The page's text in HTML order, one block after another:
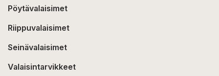
Pöytävalaisimet
Riippuvalaisimet
Seinävalaisimet
Valaisintarvikkeet